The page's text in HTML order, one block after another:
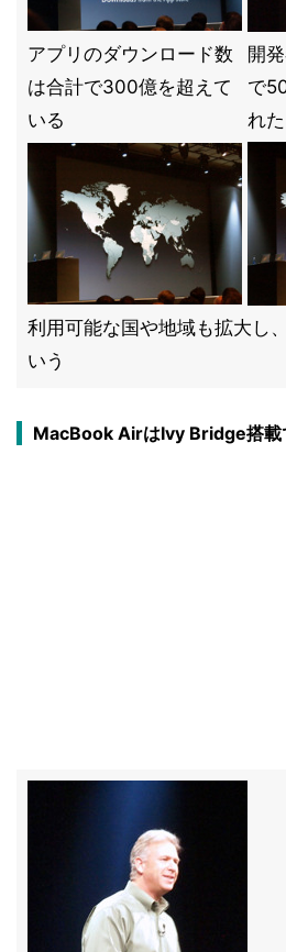
アプリのダウンロード数
は合計で300億を超えて
いる
開
で
れた
利用可能な国や地域も拡大し
いう
MacBook AirはIvy Bridge搭載